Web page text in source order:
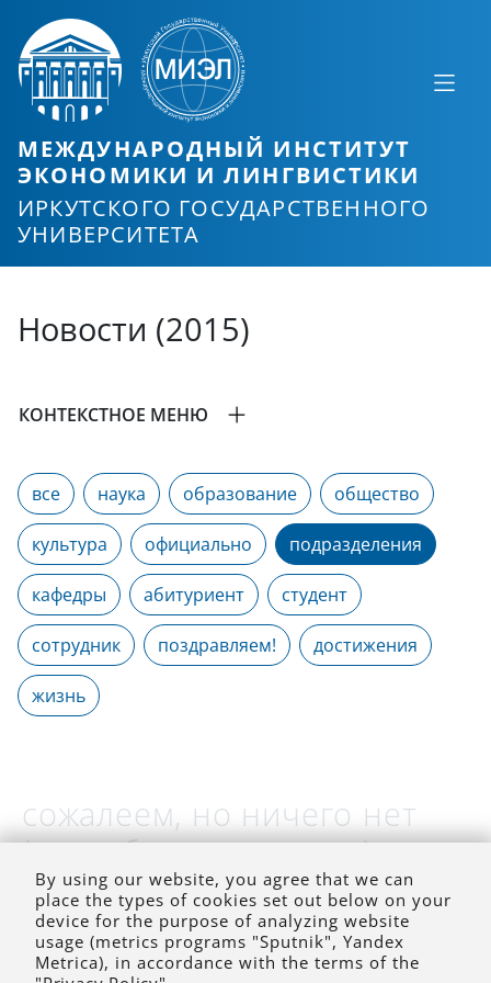
МЕЖДУНАРОДНЫЙ ИНСТИТУТ
ЭКОНОМИКИ И ЛИНГВИСТИКИ
ИРКУТСКОГО ГОСУДАРСТВЕННОГО
УНИВЕРСИТЕТА
Новости (2015)
КОНТЕКСТНОЕ МЕНЮ
все наука образование общество
культура официально подразделения
кафедры абитуриент студент
сотрудник поздравляем! достижения
жизнь
сожалеем, но ничего нет
(на выбранное время)
By using our website, you agree that we can
place the types of cookies set out below on your
device for the purpose of analyzing website
usage (metrics programs "Sputnik", Yandex
Metrica), in accordance with the terms of the